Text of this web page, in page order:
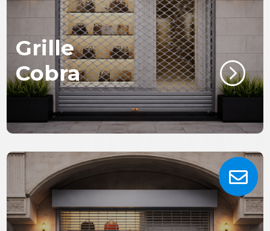
Grille
Cobra
=
